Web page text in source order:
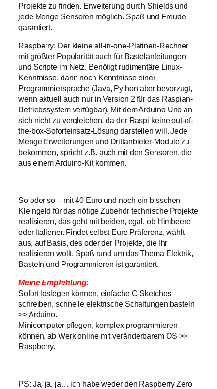
Projekte zu finden. Erweiterung durch Shields und
jede Menge Sensoren möglich. Spaß und Freude
garantiert.
Raspberry: Der kleine all-in-one-Platinen-Rechner
mit größter Popularität auch für Bastelanleitungen
und Scripte im Netz. Benötigt rudimentäre Linux-
Kenntnisse, dann noch Kenntnisse einer
Programmiersprache (Java, Python aber bevorzugt,
wenn aktuell auch nur in Version 2 für das Raspian-
Betriebssystem verfügbar). Mit dem Arduino Uno an
sich nicht zu vergleichen, da der Raspi keine out-of-
the-box-Soforteinsatz-Lösung darstellen will. Jede
Menge Erweiterungen und Drittanbieter-Module zu
bekommen, spricht z.B. auch mit den Sensoren, die
aus einem Arduino-Kit kommen.
So oder so – mit 40 Euro und noch ein bisschen
Kleingeld für das nötige Zubehör technische Projekte
realisieren, das geht mit beiden, egal, ob Himbeere
oder Italiener. Findet selbst Eure Präferenz, wählt
aus, auf Basis, des oder der Projekte, die Ihr
realisieren wollt. Spaß rund um das Thema Elektrik,
Basteln und Programmieren ist garantiert.
Meine Empfehlung:
Sofort loslegen können, einfache C-Sketches
schreiben, schnelle elektrische Schaltungen basteln
>> Arduino.
Minicomputer pflegen, komplex programmieren
können, ab Werk online mit veränderbarem OS >>
Raspberry.
PS: Ja, ja, ja… ich habe weder den Raspberry Zero